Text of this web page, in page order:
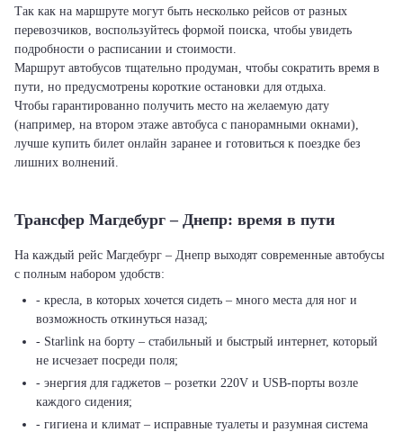
Так как на маршруте могут быть несколько рейсов от разных
перевозчиков, воспользуйтесь формой поиска, чтобы увидеть
подробности о расписании и стоимости.
Маршрут автобусов тщательно продуман, чтобы сократить время в
пути, но предусмотрены короткие остановки для отдыха.
Чтобы гарантированно получить место на желаемую дату
(например, на втором этаже автобуса с панорамными окнами),
лучше купить билет онлайн заранее и готовиться к поездке без
лишних волнений.
Трансфер Магдебург – Днепр: время в пути
На каждый рейс Магдебург – Днепр выходят современные автобусы
с полным набором удобств:
- кресла, в которых хочется сидеть – много места для ног и
возможность откинуться назад;
- Starlink на борту – стабильный и быстрый интернет, который
не исчезает посреди поля;
- энергия для гаджетов – розетки 220V и USB-порты возле
каждого сидения;
- гигиена и климат – исправные туалеты и разумная система